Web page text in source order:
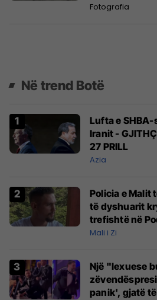
Fotografia
Në trend Botë
Lufta e
Iranit -
27 PRILL
Azia
Policia e Malit
të dyshuarit
trefishtë në
Mali i Zi
Një "lexuese
panik', gjatë